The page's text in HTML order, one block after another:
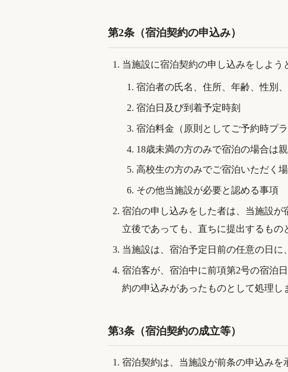
第2条（宿泊契約の申込み）
当施設に宿泊契約の申し込みをしよう
宿泊者の氏名、住所、年齢、性別
宿泊日及び到着予定時刻
宿泊料金（原則としてご予約時プラ
18歳未満の方のみで宿泊の場合は
高校生の方のみでご宿泊いただく
その他当施設が必要と認める事項
宿泊の申し込みをした者は、当施設
立後であっても、直ちに提出するもの
当施設は、宿泊予定日前の任意の日に
宿泊客が、宿泊中に前項第2号の宿泊
約の申込みがあったものとして処理し
第3条（宿泊契約の成立等）
宿泊契約は、当施設が前条の申込み